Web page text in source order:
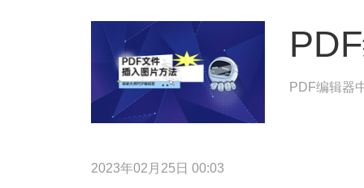
PDF编辑器
2023年02月25日 00:03